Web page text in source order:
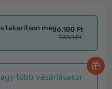
takarítson meg6.180 Ft
7.380 Ft
több vásárlásakor